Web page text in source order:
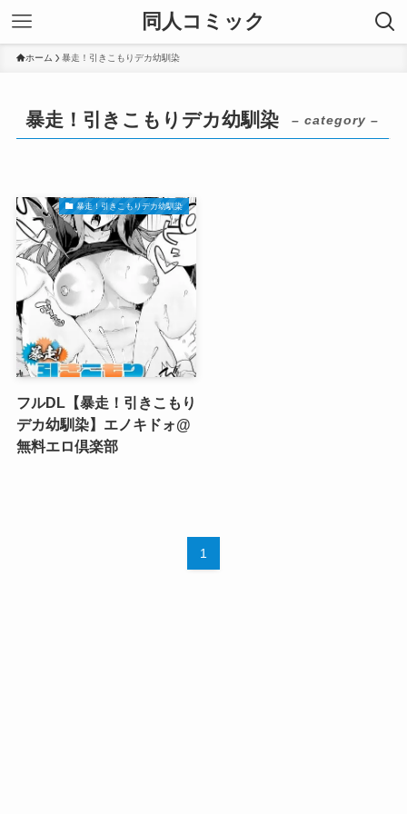
同人コミック
ホーム 暴走！引きこもりデカ幼馴染
暴走！引きこもりデカ幼馴染 – category –
暴走！引きこもりデカ幼馴染
フルDL【暴走！引きこもり
デカ幼馴染】エノキドォ@
無料エロ倶楽部
1